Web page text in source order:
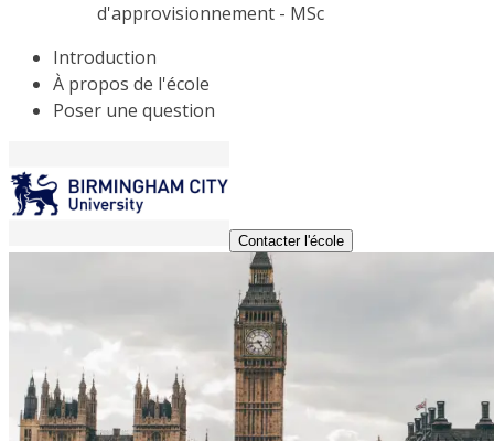
d'approvisionnement - MSc
Introduction
À propos de l'école
Poser une question
Contacter l'école